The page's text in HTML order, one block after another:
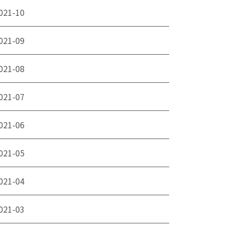
10
09
08
07
06
05
04
03